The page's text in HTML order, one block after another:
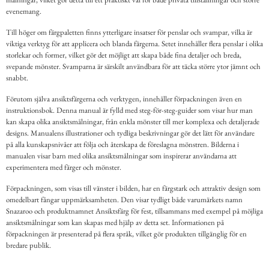
evenemang.
Till höger om färgpaletten finns ytterligare insatser för penslar och svampar, vilka är
viktiga verktyg för att applicera och blanda färgerna. Setet innehåller flera penslar i olika
storlekar och former, vilket gör det möjligt att skapa både fina detaljer och breda,
svepande mönster. Svamparna är särskilt användbara för att täcka större ytor jämnt och
snabbt.
Förutom själva ansiktsfärgerna och verktygen, innehåller förpackningen även en
instruktionsbok. Denna manual är fylld med steg-för-steg-guider som visar hur man
kan skapa olika ansiktsmålningar, från enkla mönster till mer komplexa och detaljerade
designs. Manualens illustrationer och tydliga beskrivningar gör det lätt för användare
på alla kunskapsnivåer att följa och återskapa de föreslagna mönstren. Bilderna i
manualen visar barn med olika ansiktsmålningar som inspirerar användarna att
experimentera med färger och mönster.
Förpackningen, som visas till vänster i bilden, har en färgstark och attraktiv design som
omedelbart fångar uppmärksamheten. Den visar tydligt både varumärkets namn
Snazaroo och produktnamnet Ansiktsfärg för fest, tillsammans med exempel på möjliga
ansiktsmålningar som kan skapas med hjälp av detta set. Informationen på
förpackningen är presenterad på flera språk, vilket gör produkten tillgänglig för en
bredare publik.